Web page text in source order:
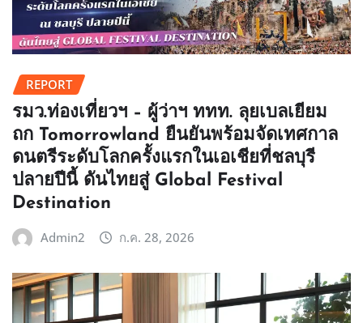
REPORT
รมว.ท่องเที่ยวฯ – ผู้ว่าฯ ททท. ลุยเบลเยียม
ถก Tomorrowland ยืนยันพร้อมจัดเทศกาล
ดนตรีระดับโลกครั้งแรกในเอเชียที่ชลบุรี
ปลายปีนี้ ดันไทยสู่ Global Festival
Destination
Admin2 ก.ค. 28, 2026